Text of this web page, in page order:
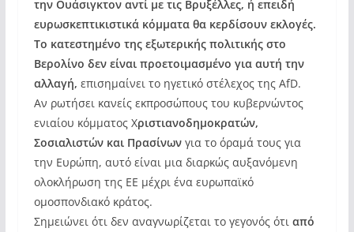
την Ουάσιγκτον αντί με τις Βρυξέλλες, ή επειδή
ευρωσκεπτικιστικά κόμματα θα κερδίσουν εκλογές.
Το κατεστημένο της εξωτερικής πολιτικής στο
Βερολίνο δεν είναι προετοιμασμένο για αυτή την
αλλαγή, επισημαίνει το ηγετικό στέλεχος της AfD.
Αν ρωτήσει κανείς εκπροσώπους του κυβερνώντος
ενιαίου κόμματος Χριστιανοδημοκρατών,
Σοσιαλιστών και Πρασίνωνγια το όραμά τους για
την Ευρώπη, αυτό είναι μια διαρκώς αυξανόμενη
ολοκλήρωση της ΕΕ μέχρι ένα ευρωπαϊκό
ομοσπονδιακό κράτος.
Σημειώνει ότι δεν αναγνωρίζεται το γεγονός ότι από